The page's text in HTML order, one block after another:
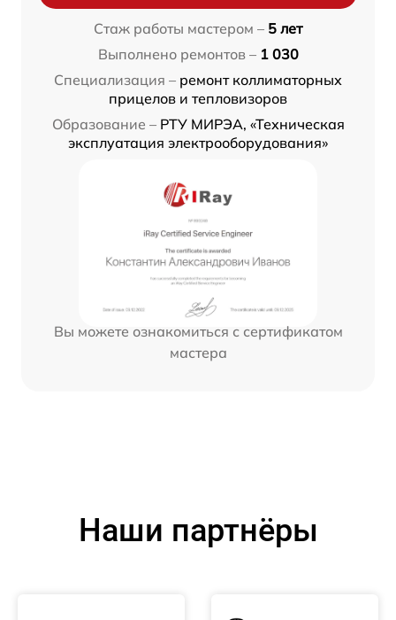
Стаж работы мастером – 5 лет
Выполнено ремонтов – 1 030
Специализация – ремонт коллиматорных
прицелов и тепловизоров
Образование – РТУ МИРЭА, «Техническая
эксплуатация электрооборудования»
Вы можете ознакомиться с сертификатом
мастера
Наши партнёры